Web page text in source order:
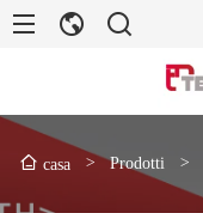
casa > Prodotti >